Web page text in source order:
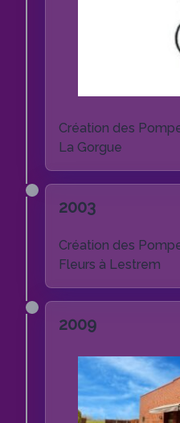
Création des
La Gorgue
2003
Création des
Fleurs à Lestrem
2009